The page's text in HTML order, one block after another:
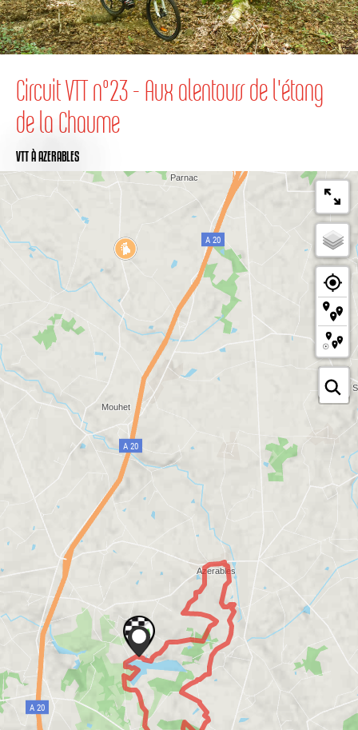
Circuit VTT n°23 - Aux alentours de l'étang
de la Chaume
VTTÀ AZERABLES